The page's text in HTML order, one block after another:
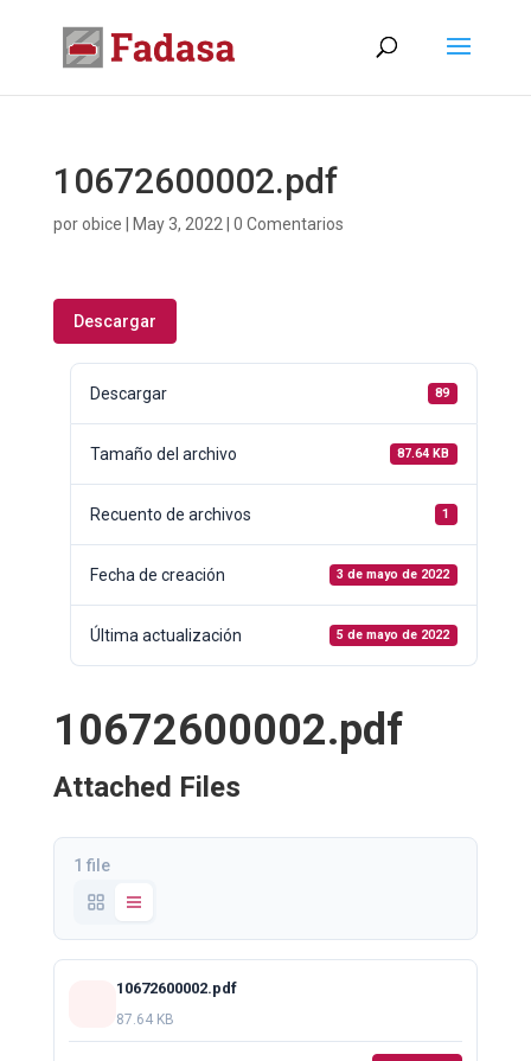
10672600002.pdf
porobice May 3, 2022 0 Comentarios
Descargar
Descargar 89
Tamaño del archivo 87.64 KB
Recuento de archivos 1
Fecha de creación 3 de mayo de 2022
Última actualización 5 de mayo de 2022
10672600002.pdf
Attached Files
1 file
10672600002.pdf
87.64 KB